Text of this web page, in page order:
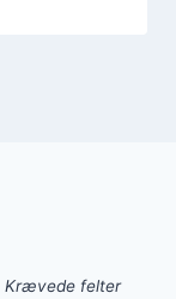
Krævede felter